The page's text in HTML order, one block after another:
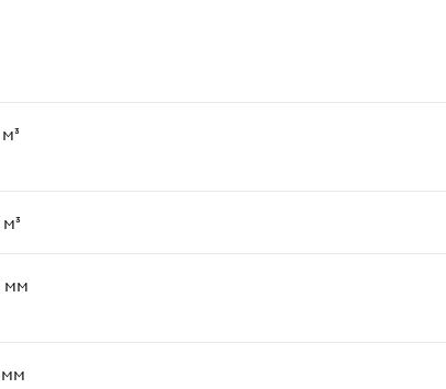
м³
м³
мм
мм